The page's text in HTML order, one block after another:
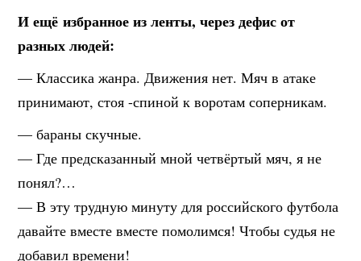
И ещё избранное из ленты, через дефис от
разных людей:
— Классика жанра. Движения нет. Мяч в атаке
принимают, стоя -спиной к воротам соперникам.
— бараны скучные.
— Где предсказанный мной четвёртый мяч, я не
понял?…
— В эту трудную минуту для российского футбола
давайте вместе вместе помолимся! Чтобы судья не
добавил времени!